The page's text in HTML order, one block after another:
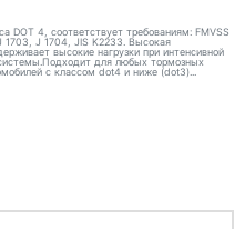
DOT 4, соответствует требованиям: FMVSS
1703, J 1704, JIS K2233. Высокая
высокие нагрузки при интенсивной
для любых тормозных
с классом dot4 и ниже (dot3)...